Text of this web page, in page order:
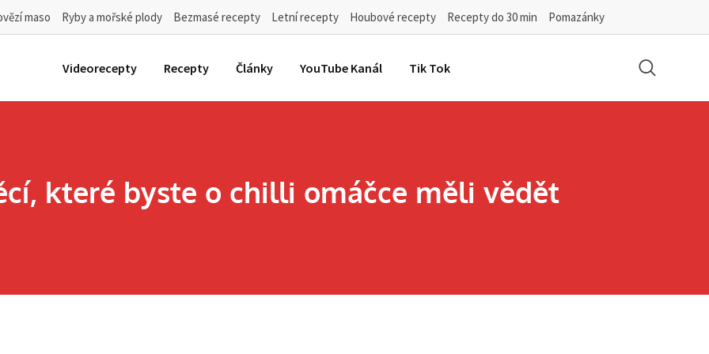
maso Ryby a mořské plody Bezmasé recepty Letní recepty Houbové recepty Recepty do 30 min Pomazánky
Videorecepty Recepty Články YouTube Kanál Tik Tok
které byste o chilli omáčce měli vědět